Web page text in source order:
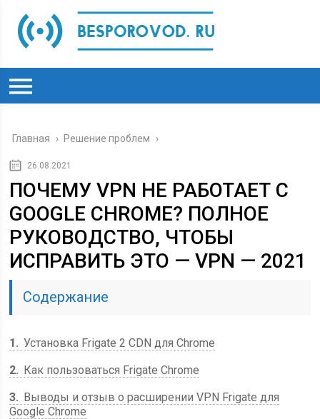
Главная › Решение проблем ›
26.08.2021
ПОЧЕМУ VPN НЕ РАБОТАЕТ С
GOOGLE CHROME? ПОЛНОЕ
РУКОВОДСТВО, ЧТОБЫ
ИСПРАВИТЬ ЭТО — VPN — 2021
Содержание
1
Установка Frigate 2 CDN для Chrome
2
Как пользоваться Frigate Chrome
3
Выводы и отзыв о расширении VPN Frigate для
Google Chrome